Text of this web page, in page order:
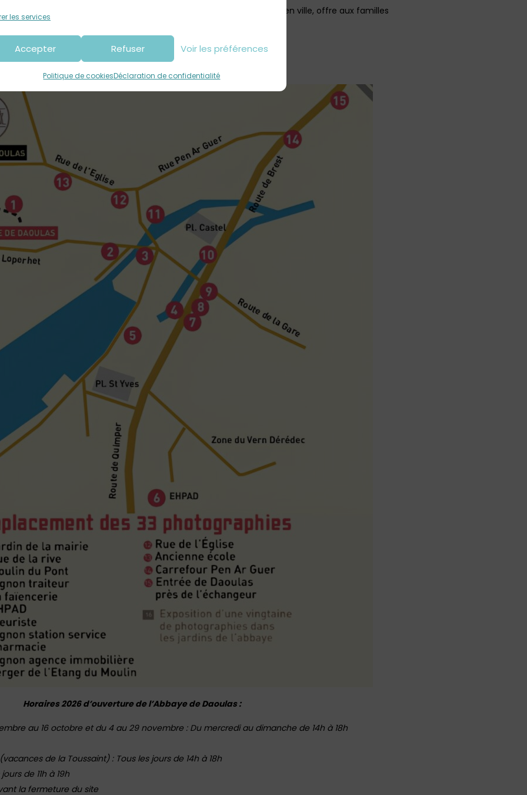
les services
Accepter Refuser Voir les préférences
Politique de cookiesDéclaration de confidentialité
le billet de visite de l’Abbaye de Daoulas & accessible gratuitement en ville, offre aux familles
et au grand air.
de Daoulas
Horaires 2026 d’ouverture de l’Abbaye de Daoulas :
au 16 octobre et du 4 au 29 novembre : Du mercredi au dimanche de 14h à 18h
de la Toussaint) : Tous les jours de 14h à 18h
de 11h à 19h
la fermeture du site